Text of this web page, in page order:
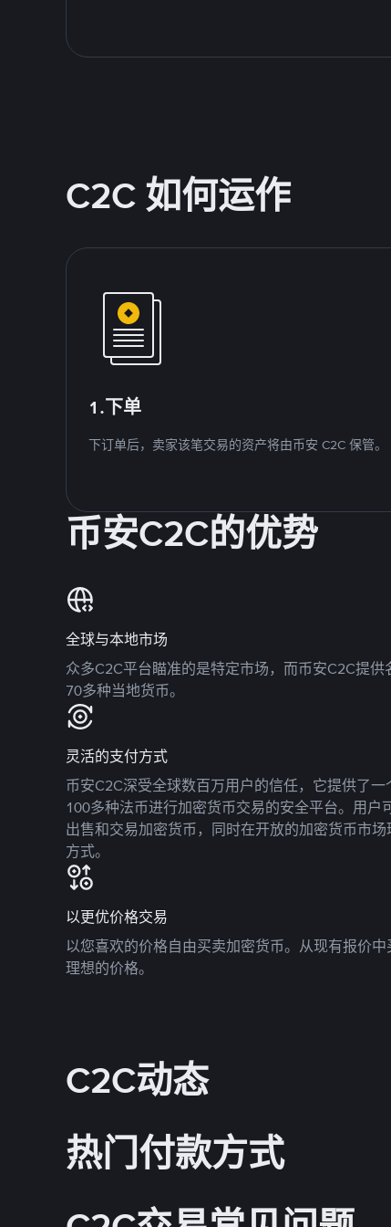
C2C 如何运作
1.下单
下订单后，卖家该笔交易的资产将由币安 C2C 保管。
币安C2C的优势
全球与本地市场
众多C2C平台瞄准的是特定市场，而币安C2C提
70多种当地货币。
灵活的支付方式
币安C2C深受全球数百万用户的信任，它提供了
100多种法币进行加密货币交易的安全平台。用户
出售和交易加密货币，同时在开放的加密货币市
方式。
以更优价格交易
以您喜欢的价格自由买卖加密货币。从现有报价
理想的价格。
C2C动态
热门付款方式